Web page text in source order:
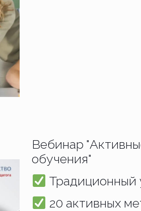
Вебинар
обучения"
Традиционный
20 активных